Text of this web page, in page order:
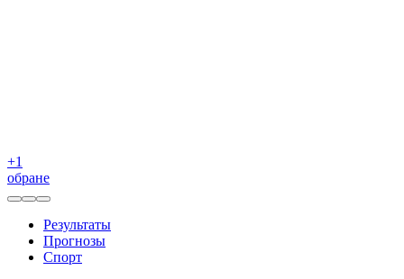
+1
обране
Результаты
Прогнозы
Спорт